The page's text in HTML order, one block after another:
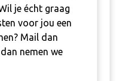
je écht graag
voor jou een
Mail dan
dan nemen we